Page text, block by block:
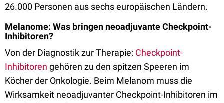
26.000 Personen aus sechs europäischen Ländern.
Melanome: Was bringen neoadjuvante Checkpoint-
Inhibitoren?
Von der Diagnostik zur Therapie: Checkpoint-
Inhibitoren gehören zu den spitzen Speeren im
Köcher der Onkologie. Beim Melanom muss die
Wirksamkeit neoadjuvanter Checkpoint-Inhibitoren im